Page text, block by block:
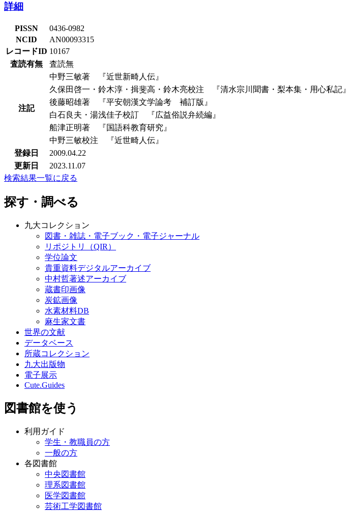
詳細
PISSN
0436-0982
NCID
AN00093315
レコードID 10167
査読有無
査読無
注記
中野三敏著 『近世新畸人伝』
久保田啓一・鈴木淳・揖斐高・鈴木亮校注 『清水宗川聞書・梨本集・用心私記』
後藤昭雄著 『平安朝漢文学論考 補訂版』
白石良夫・湯浅佳子校訂 『広益俗説弁続編』
船津正明著 『国語科教育研究』
中野三敏校注 『近世畸人伝』
登録日
2009.04.22
更新日
2023.11.07
検索結果一覧に戻る
探す・調べる
九大コレクション
図書・雑誌・電子ブック・電子ジャーナル
リポジトリ（QIR）
学位論文
貴重資料デジタルアーカイブ
中村哲著述アーカイブ
蔵書印画像
炭鉱画像
水素材料DB
麻生家文書
世界の文献
データベース
所蔵コレクション
九大出版物
電子展示
Cute.Guides
図書館を使う
利用ガイド
学生・教職員の方
一般の方
各図書館
中央図書館
理系図書館
医学図書館
芸術工学図書館